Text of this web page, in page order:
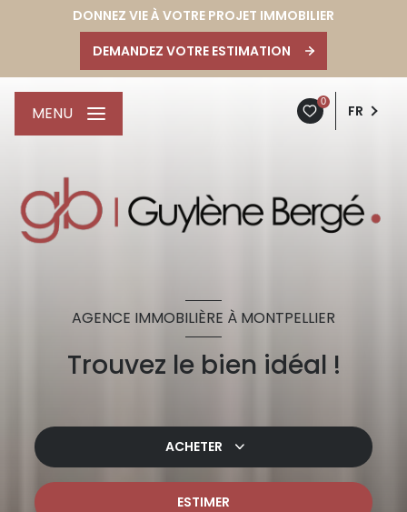
DONNEZ VIE À VOTRE PROJET IMMOBILIER
DEMANDEZ VOTRE ESTIMATION
0
FR
MENU
AGENCE IMMOBILIÈRE À MONTPELLIER
Trouvez le bien idéal !
ACHETER
ESTIMER